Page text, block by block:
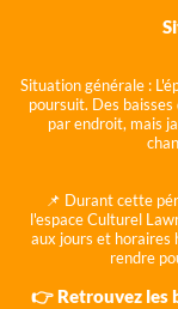
Situation générale :
poursuit. Des
par endroit, mais
📌 Durant cette
l'espace Culturel
aux jours et horaires
rendre
👉 Retrouvez les